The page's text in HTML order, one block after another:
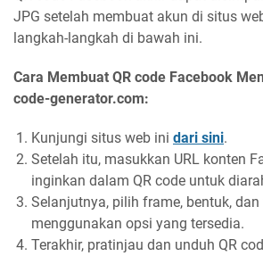
JPG setelah membuat akun di situs
langkah-langkah di bawah ini.
Cara Membuat QR code Facebook
code-generator.com:
Kunjungi situs web ini dari sini.
Setelah itu, masukkan URL konten
inginkan dalam QR code untuk
Selanjutnya, pilih frame, bentuk, dan
menggunakan opsi yang tersedia.
Terakhir, pratinjau dan unduh QR